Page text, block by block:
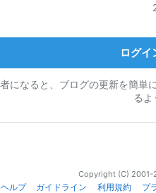
ログイ
になると、ブログの更新を簡単
るよ
Copyright (C) 2001-
ヘルプ
ガイドライン 利用規約 プ